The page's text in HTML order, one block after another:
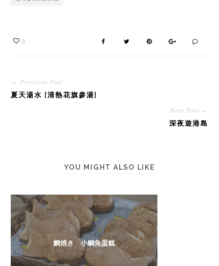
0
← Previous Post
夏天湯水 [清熱花旗參湯]
Next Post →
深夜遊港島
YOU MIGHT ALSO LIKE
鯛焼き 小鯛魚蛋糕